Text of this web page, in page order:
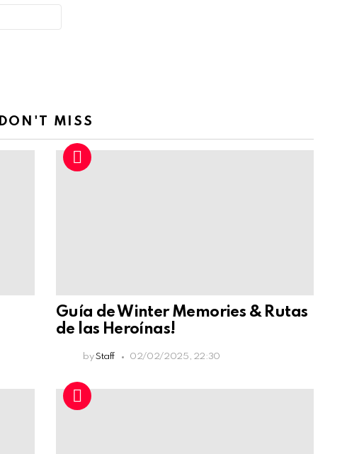
DON'T MISS
Guía de Winter Memories & Rutas
de las Heroínas!
by Staff 02/02/2025, 22:30